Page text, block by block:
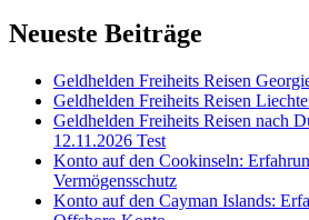
Neueste Beiträge
Geldhelden Freiheits Reisen
Geldhelden Freiheits Reisen
Geldhelden Freiheits Reisen nach
12.11.2026 Test
Konto auf den Cookinseln:
Vermögensschutz
Konto auf den Cayman Islands: